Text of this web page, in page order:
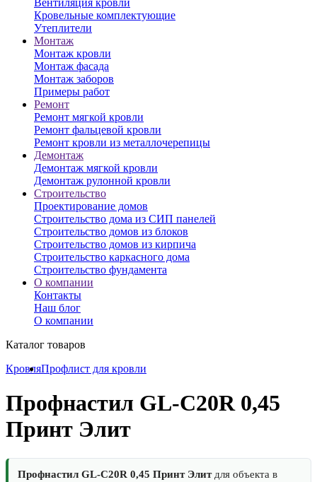
Вентиляция кровли
Кровельные комплектующие
Утеплители
Монтаж
Монтаж кровли
Монтаж фасада
Монтаж заборов
Примеры работ
Ремонт
Ремонт мягкой кровли
Ремонт фальцевой кровли
Ремонт кровли из металлочерепицы
Демонтаж
Демонтаж мягкой кровли
Демонтаж рулонной кровли
Строительство
Проектирование домов
Строительство дома из СИП панелей
Строительство домов из блоков
Строительство домов из кирпича
Строительство каркасного дома
Строительство фундамента
О компании
Контакты
Наш блог
О компании
Каталог товаров
КровляПрофлист для кровли
Профнастил GL-С20R 0,45
Принт Элит
Профнастил GL-С20R 0,45 Принт Элитдля объекта в